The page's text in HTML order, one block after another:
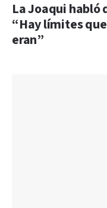
La Joaqui habló
“Hay límites
eran”